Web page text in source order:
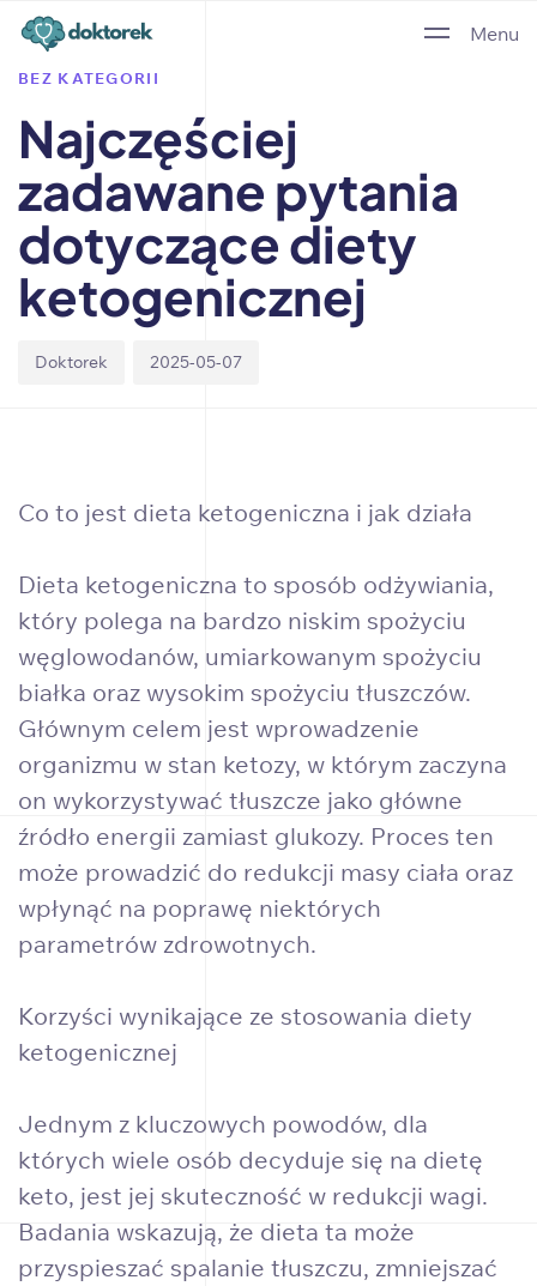
Menu
PUBLISHED
BEZ KATEGORII
Najczęściej
zadawane pytania
dotyczące diety
ketogenicznej
Author
Doktorek
Published
2025-05-07
Co to jest dieta ketogeniczna i jak działa
Dieta ketogeniczna to sposób odżywiania,
który polega na bardzo niskim spożyciu
węglowodanów, umiarkowanym spożyciu
białka oraz wysokim spożyciu tłuszczów.
Głównym celem jest wprowadzenie
organizmu w stan ketozy, w którym zaczyna
on wykorzystywać tłuszcze jako główne
źródło energii zamiast glukozy. Proces ten
może prowadzić do redukcji masy ciała oraz
wpłynąć na poprawę niektórych
parametrów zdrowotnych.
Korzyści wynikające ze stosowania diety
ketogenicznej
Jednym z kluczowych powodów, dla
których wiele osób decyduje się na dietę
keto, jest jej skuteczność w redukcji wagi.
Badania wskazują, że dieta ta może
przyspieszać spalanie tłuszczu, zmniejszać